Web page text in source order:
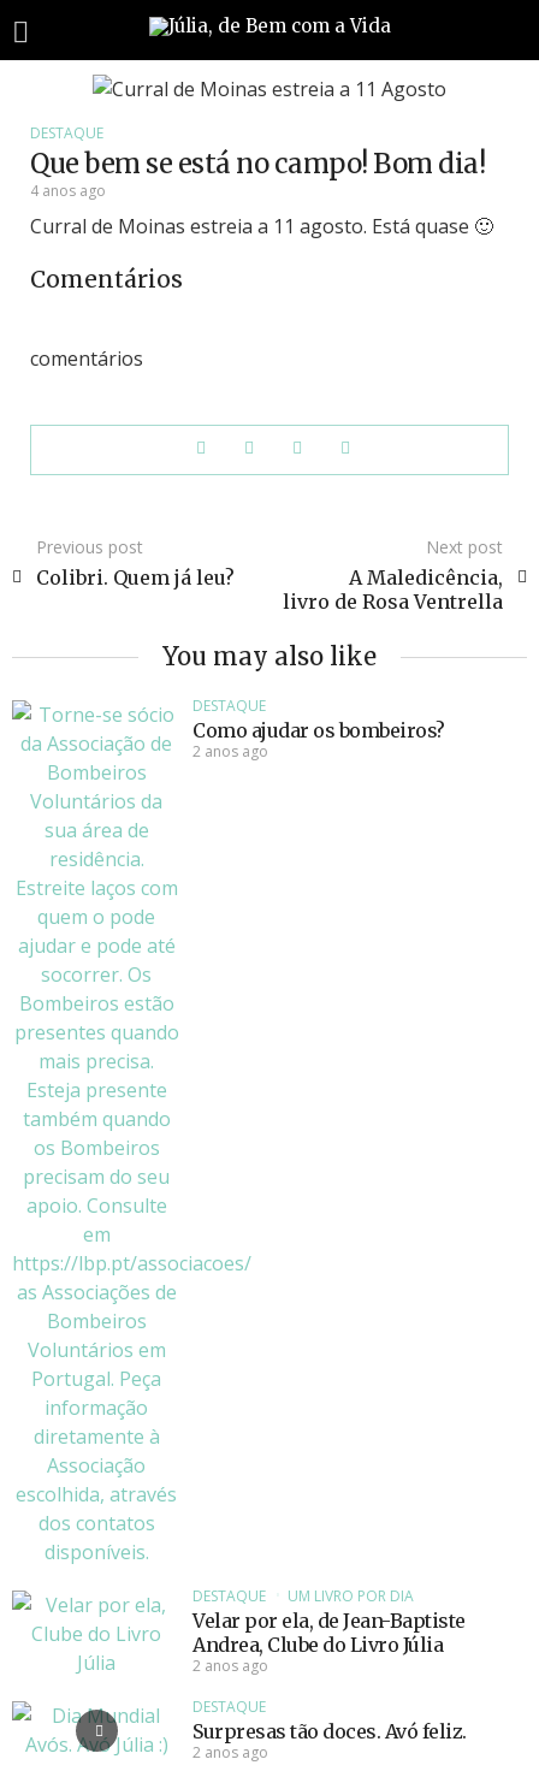
DESTAQUE
Que bem se está no campo! Bom dia!
4 anos ago
Curral de Moinas estreia a 11 agosto. Está quase 🙂
Comentários
comentários
Previous post
Colibri. Quem já leu?
Next post
A Maledicência,
livro de Rosa Ventrella
You may also like
DESTAQUE
Como ajudar os bombeiros?
2 anos ago
DESTAQUE UM LIVRO POR DIA
Velar por ela, de Jean-Baptiste
Andrea, Clube do Livro Júlia
2 anos ago
DESTAQUE
Surpresas tão doces. Avó feliz.
2 anos ago